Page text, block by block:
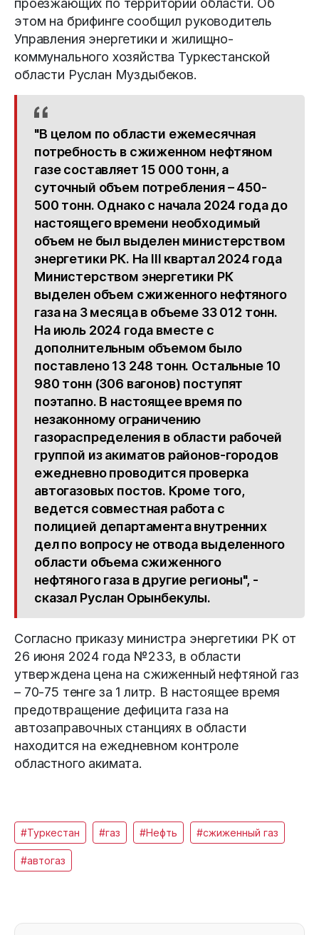
проезжающих по территории области. Об
этом на брифинге сообщил руководитель
Управления энергетики и жилищно-
коммунального хозяйства Туркестанской
области Руслан Муздыбеков.
"В целом по области ежемесячная
потребность в сжиженном нефтяном
газе составляет 15 000 тонн, а
суточный объем потребления – 450-
500 тонн. Однако с начала 2024 года до
настоящего времени необходимый
объем не был выделен министерством
энергетики РК. На III квартал 2024 года
Министерством энергетики РК
выделен объем сжиженного нефтяного
газа на 3 месяца в объеме 33 012 тонн.
На июль 2024 года вместе с
дополнительным объемом было
поставлено 13 248 тонн. Остальные 10
980 тонн (306 вагонов) поступят
поэтапно. В настоящее время по
незаконному ограничению
газораспределения в области рабочей
группой из акиматов районов-городов
ежедневно проводится проверка
автогазовых постов. Кроме того,
ведется совместная работа с
полицией департамента внутренних
дел по вопросу не отвода выделенного
области объема сжиженного
нефтяного газа в другие регионы", -
сказал Руслан Орынбекулы.
Согласно приказу министра энергетики РК от
26 июня 2024 года №233, в области
утверждена цена на сжиженный нефтяной газ
– 70-75 тенге за 1 литр. В настоящее время
предотвращение дефицита газа на
автозаправочных станциях в области
находится на ежедневном контроле
областного акимата.
#Туркестан #газ #Нефть #сжиженный газ
#автогаз